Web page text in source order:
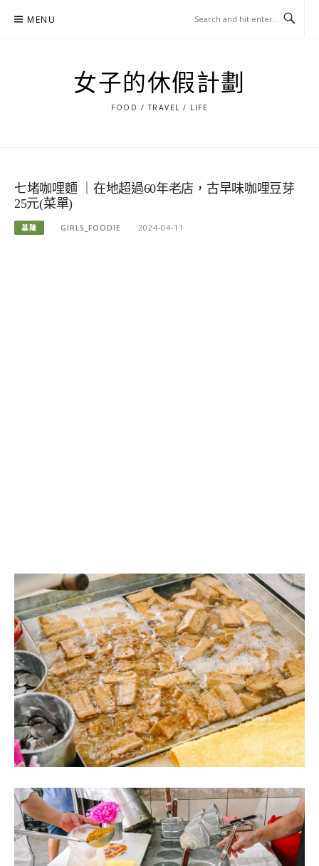
MENU
女子的休假計劃
FOOD / TRAVEL / LIFE
七堵咖哩麵 ｜在地超過60年老店，古早味咖哩豆芽
25元(菜單)
基隆 GIRLS_FOODIE 2024-04-11